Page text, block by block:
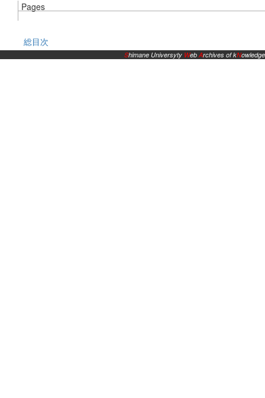
Pages
総目次
Shimane Universyty WebArchives of kNowledge